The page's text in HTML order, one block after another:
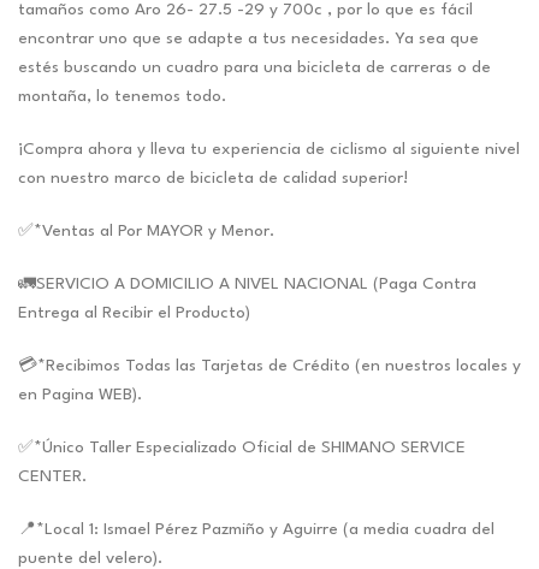
tamaños como Aro 26- 27.5 -29 y 700c , por lo que es fácil
encontrar uno que se adapte a tus necesidades. Ya sea que
estés buscando un cuadro para una bicicleta de carreras o de
montaña, lo tenemos todo.
¡Compra ahora y lleva tu experiencia de ciclismo al siguiente nivel
con nuestro marco de bicicleta de calidad superior!
✅*Ventas al Por MAYOR y Menor.
🚛SERVICIO A DOMICILIO A NIVEL NACIONAL (Paga Contra
Entrega al Recibir el Producto)
💳*Recibimos Todas las Tarjetas de Crédito (en nuestros locales y
en Pagina WEB).
✅*Único Taller Especializado Oficial de SHIMANO SERVICE
CENTER.
📍*Local 1: Ismael Pérez Pazmiño y Aguirre (a media cuadra del
puente del velero).